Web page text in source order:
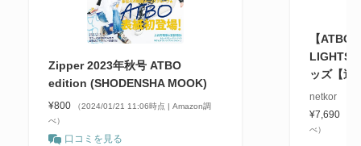
Zipper 2023年秋号 ATBO
edition (SHODENSHA MOOK)
¥800
（2024/01/21 11:06時点 | Amazon調
べ）
口コミを見る
【ATBO
ッズ【送
netkor
¥7,690
べ）